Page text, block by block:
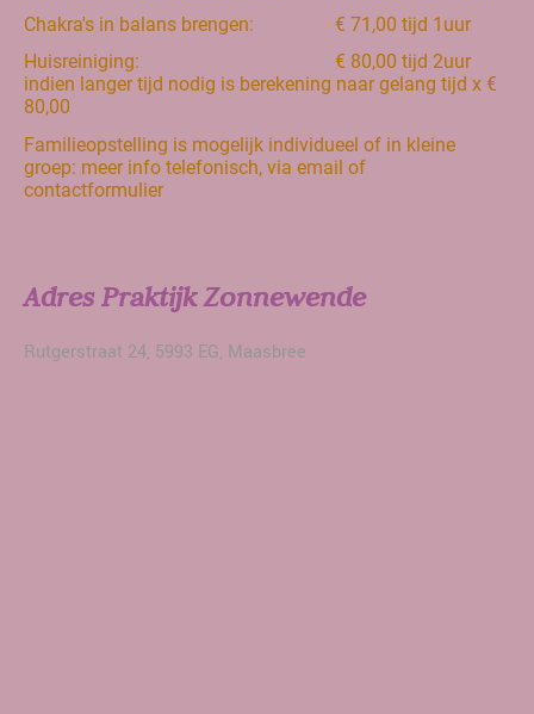
Chakra's in balans brengen: € 71,00 tijd 1uur
Huisreiniging: € 80,00 tijd 2uur
indien langer tijd nodig is berekening naar gelang tijd x €
80,00
Familieopstelling is mogelijk individueel of in kleine
groep: meer info telefonisch, via email of
contactformulier
Adres Praktijk Zonnewende
Rutgerstraat 24, 5993 EG, Maasbree